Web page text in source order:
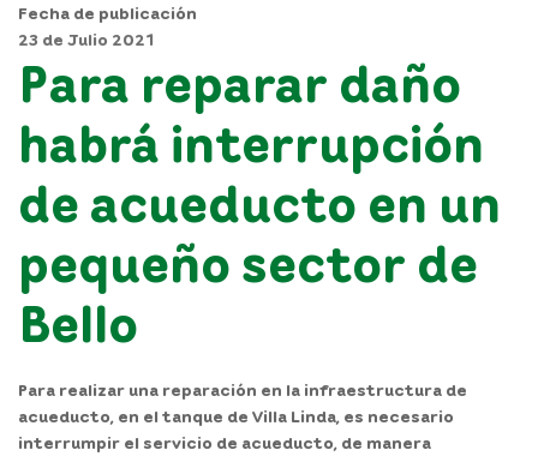
Fecha de publicación
23 de Julio 2021
Para reparar daño
habrá interrupción
de acueducto en un
pequeño sector de
Bello
Para realizar una reparación en la infraestructura de
acueducto, en el tanque de Villa Linda, es necesario
interrumpir el servicio de acueducto, de manera